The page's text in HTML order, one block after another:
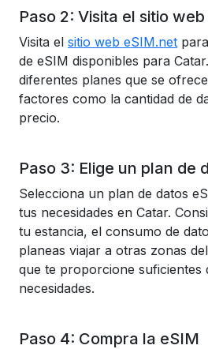
Paso 2: Visita el sitio
Visita el sitio web eSIM.net
de eSIM disponibles para
diferentes planes que se
factores como la cantidad de
precio.
Paso 3: Elige un plan de
Selecciona un plan de datos
tus necesidades en Catar.
tu estancia, el consumo de
planeas viajar a otras zonas
que te proporcione suficientes
necesidades.
Paso 4: Compra la eSIM